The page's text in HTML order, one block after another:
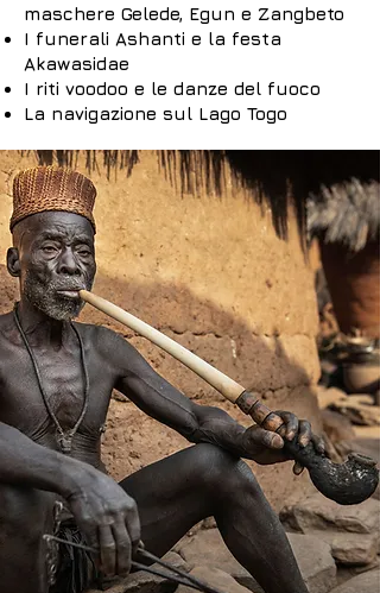
maschere Gelede, Egun e Zangbeto
I funerali Ashanti e la festa
Akawasidae
I riti voodoo e le danze del fuoco
La navigazione sul Lago Togo